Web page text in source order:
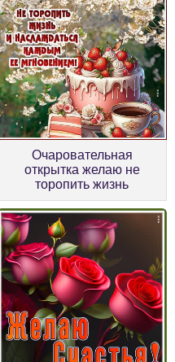
Очаровательная
открытка желаю не
торопить жизнь